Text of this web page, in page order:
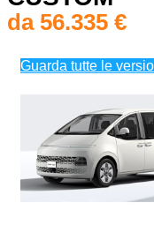
da 56.335 €
Guarda tutte le